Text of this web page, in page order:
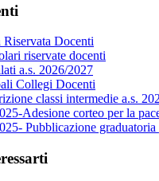
Riservata Docenti
riservate docenti
a.s. 2026/2027
Collegi Docenti
classi intermedie a.s.
Adesione corteo per la
Pubblicazione